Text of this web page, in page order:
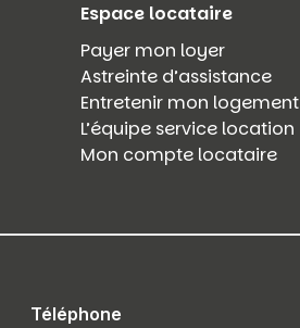
Espace locataire
Payer mon loyer
Astreinte d’assistance
Entretenir mon logement
L’équipe service location
Mon compte locataire
Téléphone